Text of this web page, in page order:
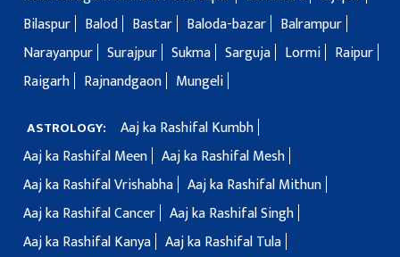
Bilaspur
Balod Bastar Baloda-bazar
Balrampur
Narayanpur Surajpur Sukma Sarguja Lormi
Raipur
Raigarh
Rajnandgaon Mungeli
ASTROLOGY:
Aaj ka Rashifal Kumbh
Aaj ka Rashifal Meen Aaj ka Rashifal Mesh
Aaj ka Rashifal Vrishabha Aaj ka Rashifal Mithun
Aaj ka Rashifal Cancer Aaj ka Rashifal Singh
Aaj ka Rashifal Kanya Aaj ka Rashifal Tula